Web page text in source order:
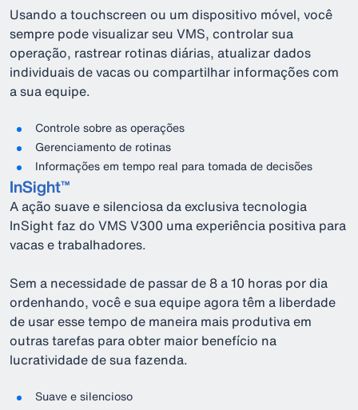
Usando a touchscreen ou um dispositivo móvel, você
sempre pode visualizar seu VMS, controlar sua
operação, rastrear rotinas diárias, atualizar dados
individuais de vacas ou compartilhar informações com
a sua equipe.
Controle sobre as operações
Gerenciamento de rotinas
Informações em tempo real para tomada de decisões
InSight™
A ação suave e silenciosa da exclusiva tecnologia
InSight faz do VMS V300 uma experiência positiva para
vacas e trabalhadores.
Sem a necessidade de passar de 8 a 10 horas por dia
ordenhando, você e sua equipe agora têm a liberdade
de usar esse tempo de maneira mais produtiva em
outras tarefas para obter maior benefício na
lucratividade de sua fazenda.
Suave e silencioso